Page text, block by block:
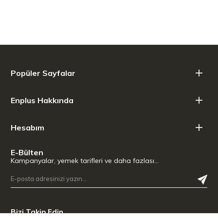
Popüler Sayfalar
Enplus Hakkında
Hesabım
E-Bülten
Kampanyalar, yemek tarifleri ve daha fazlası…
Bizi Takip Edin